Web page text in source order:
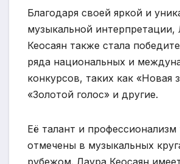
Благодаря своей яркой и
музыкальной интерпретации,
Кеосаян также стала
ряда национальных и
конкурсов, таких как «Новая
«Золотой голос» и другие.
Её талант и
отмечены в музыкальных
рубежом. Лаура Кеосаян